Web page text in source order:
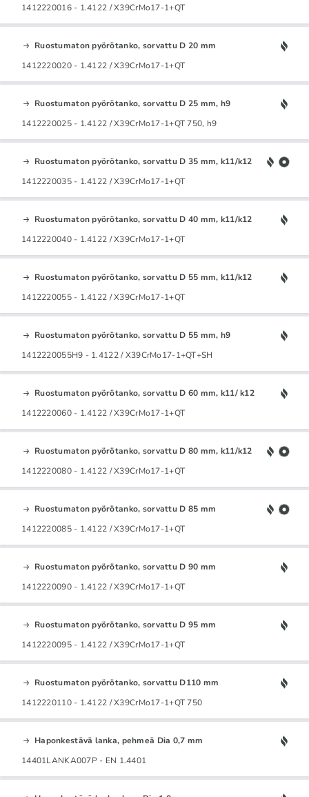
1412220016 - 1.4122 / X39CrMo17-1+QT
Ruostumaton pyörötanko, sorvattu D 20 mm
1412220020 - 1.4122 / X39CrMo17-1+QT
Ruostumaton pyörötanko, sorvattu D 25 mm, h9
1412220025 - 1.4122 / X39CrMo17-1+QT 750, h9
Ruostumaton pyörötanko, sorvattu D 35 mm, k11/k12
1412220035 - 1.4122 / X39CrMo17-1+QT
Ruostumaton pyörötanko, sorvattu D 40 mm, k11/k12
1412220040 - 1.4122 / X39CrMo17-1+QT
Ruostumaton pyörötanko, sorvattu D 55 mm, k11/k12
1412220055 - 1.4122 / X39CrMo17-1+QT
Ruostumaton pyörötanko, sorvattu D 55 mm, h9
1412220055H9 - 1.4122 / X39CrMo17-1+QT+SH
Ruostumaton pyörötanko, sorvattu D 60 mm, k11/ k12
1412220060 - 1.4122 / X39CrMo17-1+QT
Ruostumaton pyörötanko, sorvattu D 80 mm, k11/k12
1412220080 - 1.4122 / X39CrMo17-1+QT
Ruostumaton pyörötanko, sorvattu D 85 mm
1412220085 - 1.4122 / X39CrMo17-1+QT
Ruostumaton pyörötanko, sorvattu D 90 mm
1412220090 - 1.4122 / X39CrMo17-1+QT
Ruostumaton pyörötanko, sorvattu D 95 mm
1412220095 - 1.4122 / X39CrMo17-1+QT
Ruostumaton pyörötanko, sorvattu D110 mm
1412220110 - 1.4122 / X39CrMo17-1+QT 750
Haponkestävä lanka, pehmeä Dia 0,7 mm
14401LANKA007P - EN 1.4401